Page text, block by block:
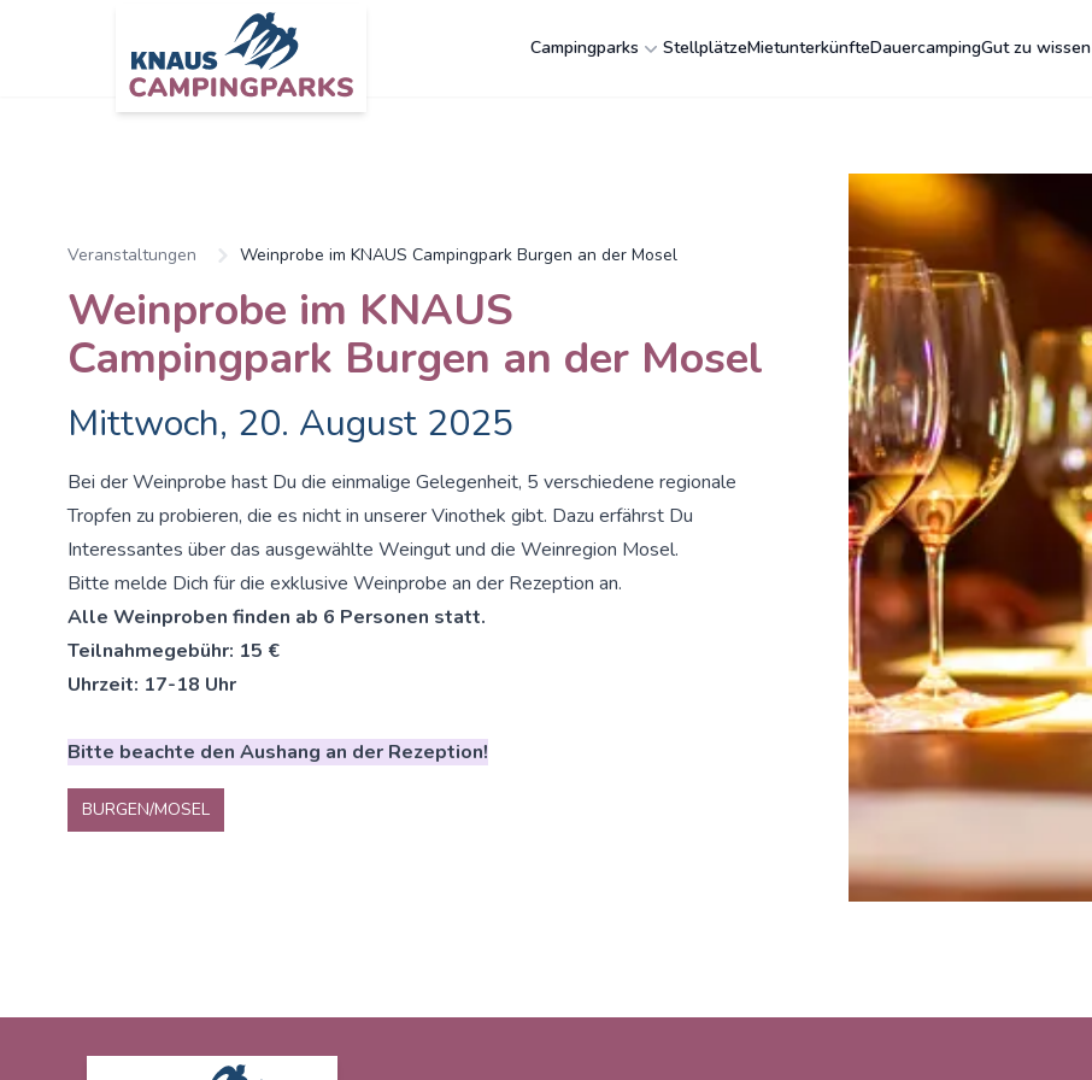
Zum Hauptinhalt springen
Campingparks StellplätzeMietunterkünfteDauercampingGut zu wissen
Veranstaltungen Weinprobe im KNAUS Campingpark Burgen an der Mosel
Weinprobe im KNAUS
Campingpark Burgen an der Mosel
Mittwoch, 20. August 2025
Bei der Weinprobe hast Du die einmalige Gelegenheit, 5 verschiedene regionale
Tropfen zu probieren, die es nicht in unserer Vinothek gibt. Dazu erfährst Du
Interessantes über das ausgewählte Weingut und die Weinregion Mosel.
Bitte melde Dich für die exklusive Weinprobe an der Rezeption an.
Alle Weinproben finden ab 6 Personen statt.
Teilnahmegebühr: 15 €
Uhrzeit: 17-18 Uhr
Bitte beachte den Aushang an der Rezeption!
BURGEN/MOSEL